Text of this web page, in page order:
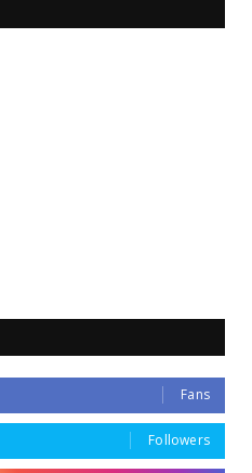
Fans
Followers